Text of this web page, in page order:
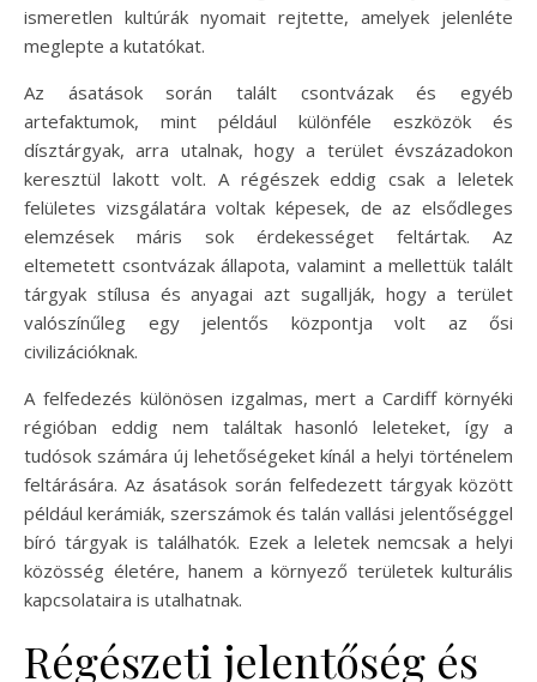
ismeretlen kultúrák nyomait rejtette, amelyek jelenléte
meglepte a kutatókat.
Az ásatások során talált csontvázak és egyéb
artefaktumok, mint például különféle eszközök és
dísztárgyak, arra utalnak, hogy a terület évszázadokon
keresztül lakott volt. A régészek eddig csak a leletek
felületes vizsgálatára voltak képesek, de az elsődleges
elemzések máris sok érdekességet feltártak. Az
eltemetett csontvázak állapota, valamint a mellettük talált
tárgyak stílusa és anyagai azt sugallják, hogy a terület
valószínűleg egy jelentős központja volt az ősi
civilizációknak.
A felfedezés különösen izgalmas, mert a Cardiff környéki
régióban eddig nem találtak hasonló leleteket, így a
tudósok számára új lehetőségeket kínál a helyi történelem
feltárására. Az ásatások során felfedezett tárgyak között
például kerámiák, szerszámok és talán vallási jelentőséggel
bíró tárgyak is találhatók. Ezek a leletek nemcsak a helyi
közösség életére, hanem a környező területek kulturális
kapcsolataira is utalhatnak.
Régészeti jelentőség és